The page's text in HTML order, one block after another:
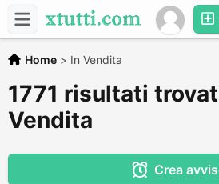
Home > In Vendita
1771 risultati
Vendita
Crea